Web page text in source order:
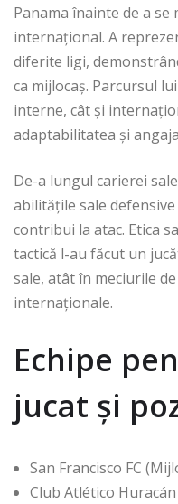
Panama înainte de a
internațional. A
diferite ligi,
ca mijlocaș. Parcursul
interne, cât și
adaptabilitatea și
De-a lungul carierei
abilitățile sale
contribui la atac. Etica
tactică l-au făcut un
sale, atât în meciurile
internaționale.
Echipe
jucat și
San Francisco FC
Club Atlético